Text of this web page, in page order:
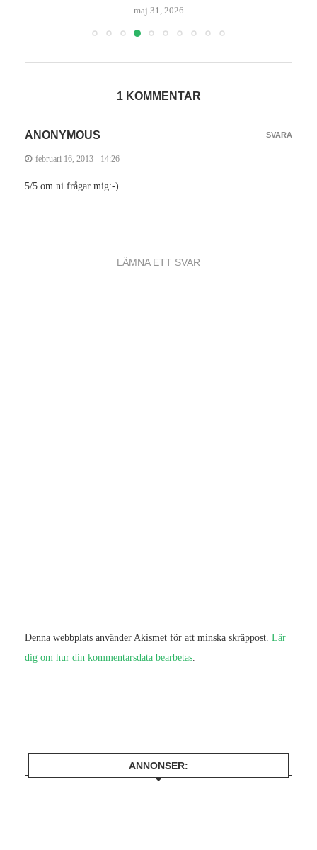
maj 31, 2026
1 KOMMENTAR
ANONYMOUS
februari 16, 2013 - 14:26
5/5 om ni frågar mig:-)
SVARA
LÄMNA ETT SVAR
Denna webbplats använder Akismet för att minska skräppost. Lär
dig om hur din kommentarsdata bearbetas.
ANNONSER: